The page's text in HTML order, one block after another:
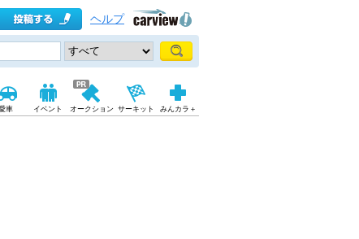
ヘルプ
車 イベント オークション サーキット みんカラ＋